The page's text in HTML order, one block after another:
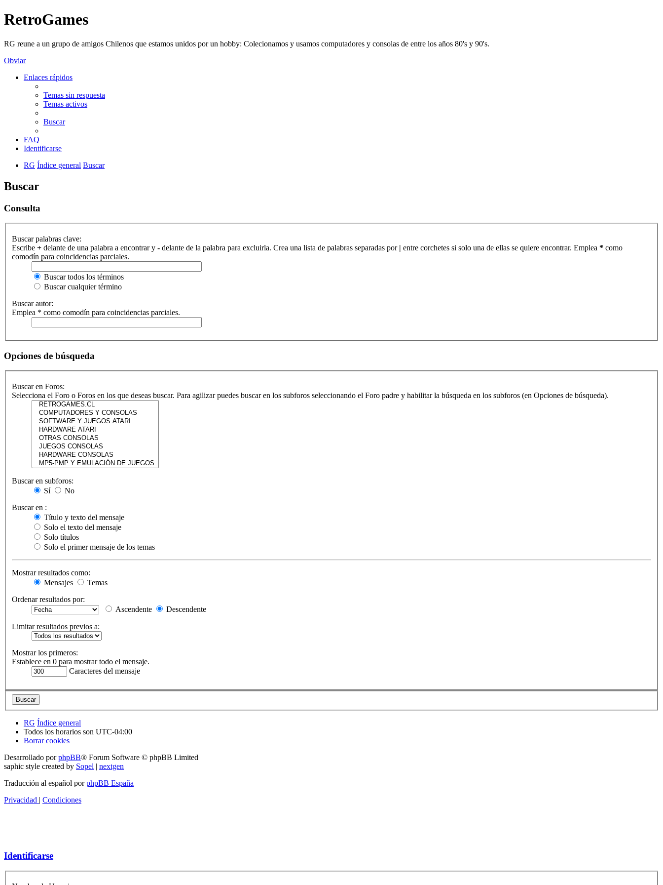
RetroGames
RG reune a un grupo de amigos Chilenos que estamos unidos por un hobby: Colecionamos y usamos computadores y consolas de entre los años 80's y 90's.
Obviar
Enlaces rápidos
Temas sin respuesta
Temas activos
Buscar
FAQ
Identificarse
RG Índice general Buscar
Buscar
Consulta
Buscar palabras clave:
Escribe + delante de una palabra a encontrar y - delante de la palabra para excluirla. Crea una lista de palabras separadas por | entre corchetes si solo una de ellas se quiere encontrar. Emplea * como
comodín para coincidencias parciales.
Buscar todos los términos
Buscar cualquier término
Buscar autor:
Emplea * como comodín para coincidencias parciales.
Opciones de búsqueda
Buscar en Foros:
Selecciona el Foro o Foros en los que deseas buscar. Para agilizar puedes buscar en los subforos seleccionando el Foro padre y habilitar la búsqueda en los subforos (en Opciones de búsqueda).
Buscar en subforos:
Sí
No
Buscar en :
Título y texto del mensaje
Solo el texto del mensaje
Solo títulos
Solo el primer mensaje de los temas
Mostrar resultados como:
Mensajes
Temas
Ordenar resultados por:
Ascendente
Descendente
Limitar resultados previos a:
Mostrar los primeros:
Establece en 0 para mostrar todo el mensaje.
Caracteres del mensaje
RG Índice general
Todos los horarios son UTC-04:00
Borrar cookies
Desarrollado porphpBB® Forum Software © phpBB Limited
saphic style created by Sopel | nextgen
Traducción al español porphpBB España
Privacidad | Condiciones
Identificarse